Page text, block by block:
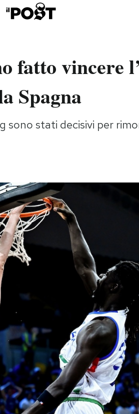
fatto vincere
Spagna
sono stati decisivi per